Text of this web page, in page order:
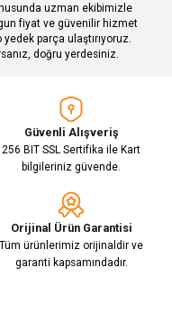
uzman ekibimizle
fiyat ve güvenilir hizmet
yedek parça ulaştırıyoruz.
doğru yerdesiniz.
Güvenli Alışveriş
256 BIT SSL Sertifika ile Kart
bilgileriniz güvende.
Orijinal Ürün Garantisi
Tüm ürünlerimiz orijinaldir ve
garanti kapsamındadır.